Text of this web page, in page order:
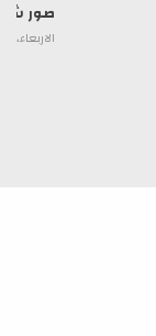
صور
الاربعاء، 02 يوليو 2025